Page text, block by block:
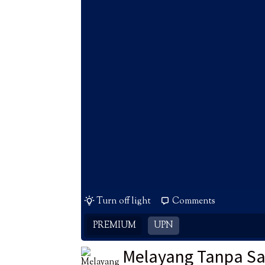
Turn off light
Comments
PREMIUM
UPN
Melayang Tanpa